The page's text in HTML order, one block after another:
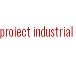
industrial